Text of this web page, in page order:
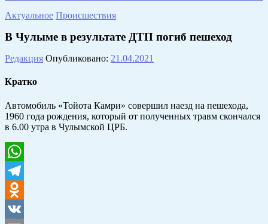
Актуальное Происшествия
В Чулыме в результате ДТП погиб пешеход
Редакция Опубликовано: 21.04.2021
Кратко
Автомобиль «Тойота Камри» совершил наезд на пешехода,
1960 года рождения, который от полученных травм скончался
в 6.00 утра в Чулымской ЦРБ.
WhatsApp
Telegram
Odnoklassniki